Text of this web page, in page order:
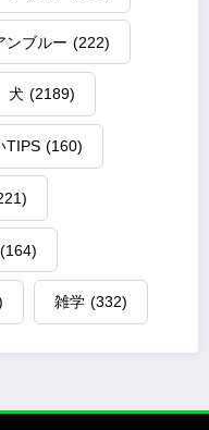
ンブルー (222)
犬 (2189)
TIPS (160)
(164)
雑学 (332)